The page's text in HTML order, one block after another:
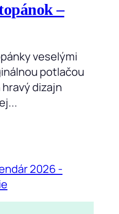
–
veselými
potlačou
dizajn